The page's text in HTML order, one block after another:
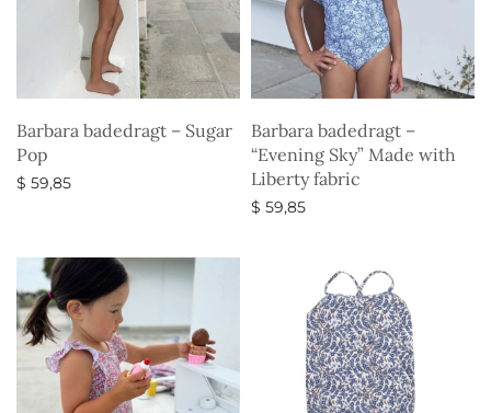
Barbara badedragt – Sugar
Pop
$ 59,85
Barbara badedragt –
“Evening Sky” Made with
Liberty fabric
$ 59,85